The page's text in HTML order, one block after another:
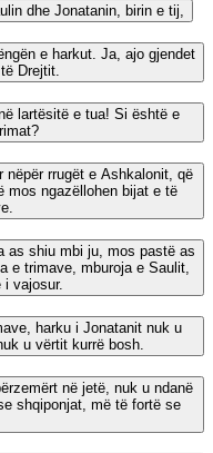
dhe Jonatanin, birin e tij,
e harkut. Ja, ajo gjendet
Drejtit.
lartësitë e tua! Si është e
rrugët e Ashkalonit, që
mos ngazëllohen bijat e të
as shiu mbi ju, mos pastë as
e trimave, mburoja e Saulit,
vajosur.
harku i Jonatanit nuk u
u vërtit kurrë bosh.
në jetë, nuk u ndanë
shqiponjat, më të fortë se